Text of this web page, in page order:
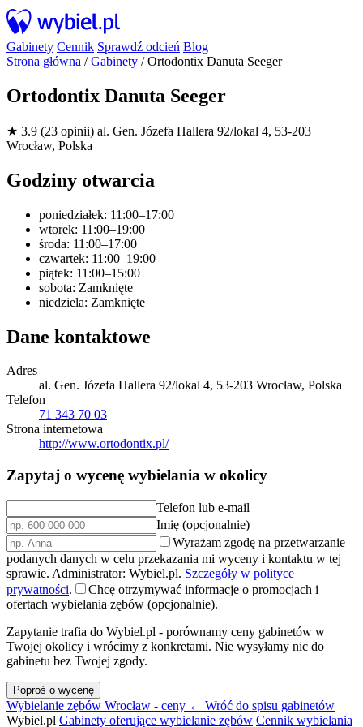
Gabinety Cennik Sprawdź odcień Blog
Strona główna /Gabinety /Ortodontix Danuta Seeger
Ortodontix Danuta Seeger
★ 3.9 (23 opinii) al. Gen. Józefa Hallera 92/lokal 4, 53-203
Wrocław, Polska
Godziny otwarcia
poniedziałek: 11:00–17:00
wtorek: 11:00–19:00
środa: 11:00–17:00
czwartek: 11:00–19:00
piątek: 11:00–15:00
sobota: Zamknięte
niedziela: Zamknięte
Dane kontaktowe
Adres
al. Gen. Józefa Hallera 92/lokal 4, 53-203 Wrocław, Polska
Telefon
71 343 70 03
Strona internetowa
http://www.ortodontix.pl/
Zapytaj o wycenę wybielania w okolicy
Telefon lub e-mail
Imię (opcjonalnie)
Wyrażam zgodę na przetwarzanie
podanych danych w celu przekazania mi wyceny i kontaktu w tej
sprawie. Administrator: Wybiel.pl. Szczegóły w polityce
prywatności.
Chcę otrzymywać informacje o promocjach i
ofertach wybielania zębów (opcjonalnie).
Zapytanie trafia do Wybiel.pl - porównamy ceny gabinetów w
Twojej okolicy i wrócimy z konkretami. Nie wysyłamy nic do
gabinetu bez Twojej zgody.
Poproś o wycenę
Wybielanie zębów Wrocław - ceny ← Wróć do spisu gabinetów
Wybiel.pl Gabinety oferujące wybielanie zębów Cennik wybielania